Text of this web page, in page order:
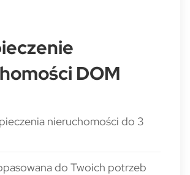
DOM
nieruchomości do 3
do Twoich potrzeb